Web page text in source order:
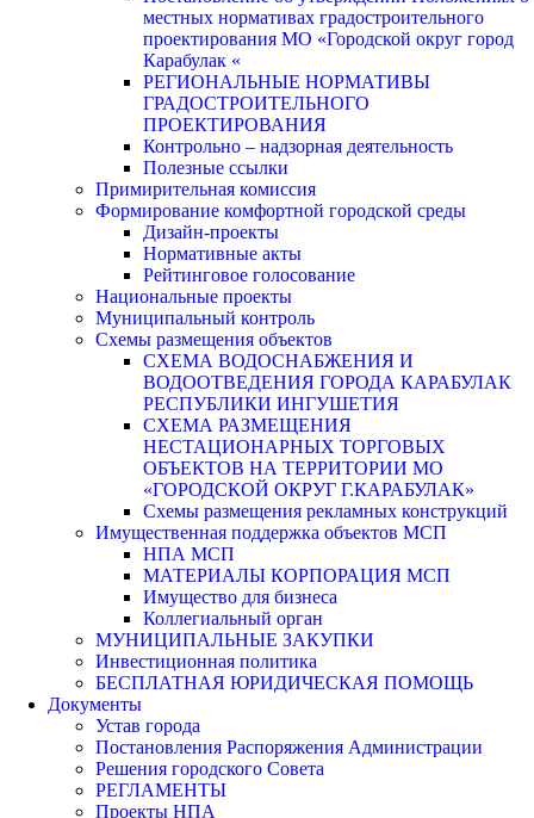
местных нормативах градостроительного
проектирования МО «Городской округ город
Карабулак «
РЕГИОНАЛЬНЫЕ НОРМАТИВЫ
ГРАДОСТРОИТЕЛЬНОГО
ПРОЕКТИРОВАНИЯ
Контрольно – надзорная деятельность
Полезные ссылки
Примирительная комиссия
Формирование комфортной городской среды
Дизайн-проекты
Нормативные акты
Рейтинговое голосование
Национальные проекты
Муниципальный контроль
Схемы размещения объектов
СХЕМА ВОДОСНАБЖЕНИЯ И
ВОДООТВЕДЕНИЯ ГОРОДА КАРАБУЛАК
РЕСПУБЛИКИ ИНГУШЕТИЯ
СХЕМА РАЗМЕЩЕНИЯ
НЕСТАЦИОНАРНЫХ ТОРГОВЫХ
ОБЪЕКТОВ НА ТЕРРИТОРИИ МО
«ГОРОДСКОЙ ОКРУГ Г.КАРАБУЛАК»
Схемы размещения рекламных конструкций
Имущественная поддержка объектов МСП
НПА МСП
МАТЕРИАЛЫ КОРПОРАЦИЯ МСП
Имущество для бизнеса
Коллегиальный орган
МУНИЦИПАЛЬНЫЕ ЗАКУПКИ
Инвестиционная политика
БЕСПЛАТНАЯ ЮРИДИЧЕСКАЯ ПОМОЩЬ
Документы
Устав города
Постановления Распоряжения Администрации
Решения городского Совета
РЕГЛАМЕНТЫ
Проекты НПА